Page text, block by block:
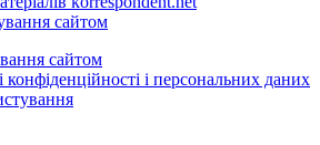
сайтом
сайтом
конфіденційності і персональних даних